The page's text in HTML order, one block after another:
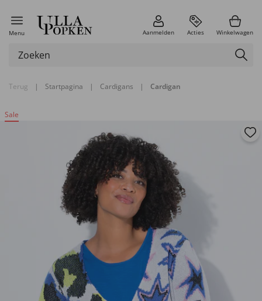
Menu Aanmelden Acties Winkelwagen
Terug | Startpagina | Cardigans | Cardigan
Sale